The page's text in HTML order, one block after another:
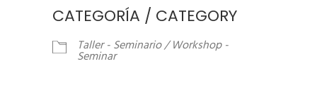
CATEGORÍA / CATEGORY
Taller - Seminario / Workshop -
Seminar